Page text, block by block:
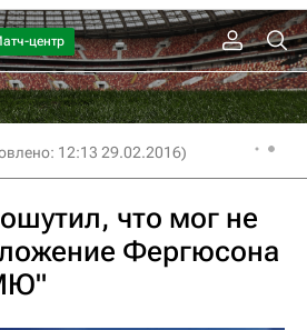
центр
12:13 29.02.2016)
что мог не
Фергюсона